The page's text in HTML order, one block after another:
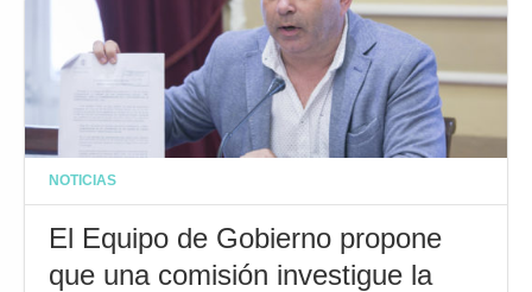
NOTICIAS
El Equipo de Gobierno propone
que una comisión investigue la